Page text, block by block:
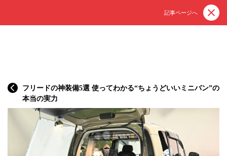
記事ページへ
フリードの神装備5選 使ってわかる“ちょうどいいミニバン”の
本当の実力